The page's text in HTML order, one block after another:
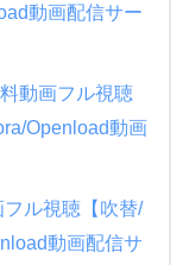
動画配信サー
動画フル視聴
Openload動画
ル視聴【吹替/
動画配信サ